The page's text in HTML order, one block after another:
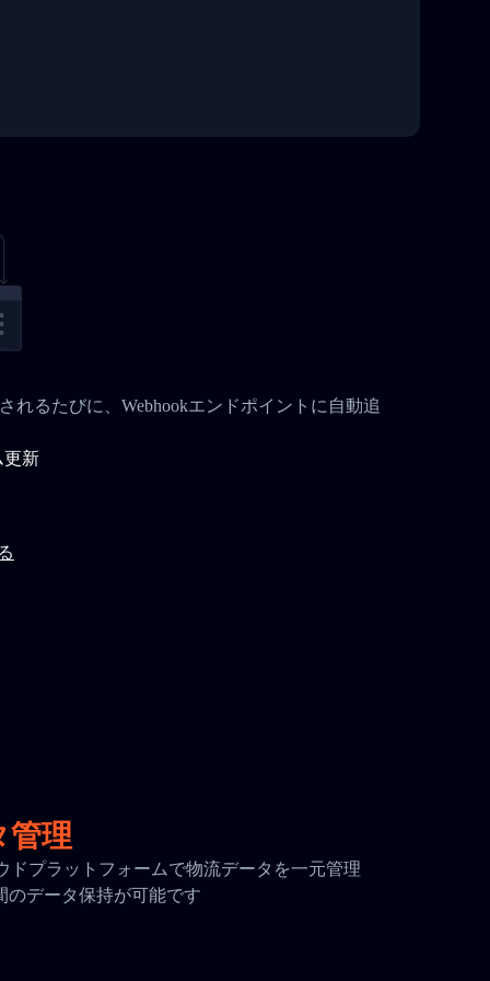
れるたびに、Webhookエンドポイントに自動追
更新
管理
ドプラットフォームで物流データを一元管理
のデータ保持が可能です